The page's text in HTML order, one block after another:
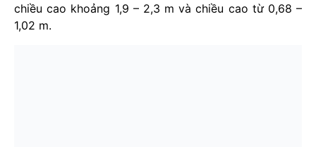
chiều cao khoảng 1,9 – 2,3 m và chiều cao từ 0,68 –
1,02 m.